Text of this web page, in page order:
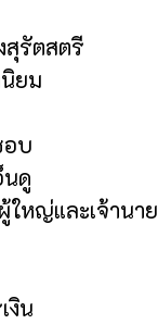
รัตสตรี
ยม
อบ
นดู
ใหญ่และเจ้านาย
งิน